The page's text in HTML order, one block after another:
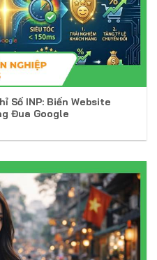
Số INP: Biến Website
Đua Google